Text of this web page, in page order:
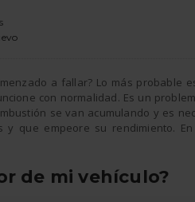
a fallar? Lo más probable
con normalidad. Es un
se van acumulando y es
que empeore su rendimiento.
de mi vehículo?